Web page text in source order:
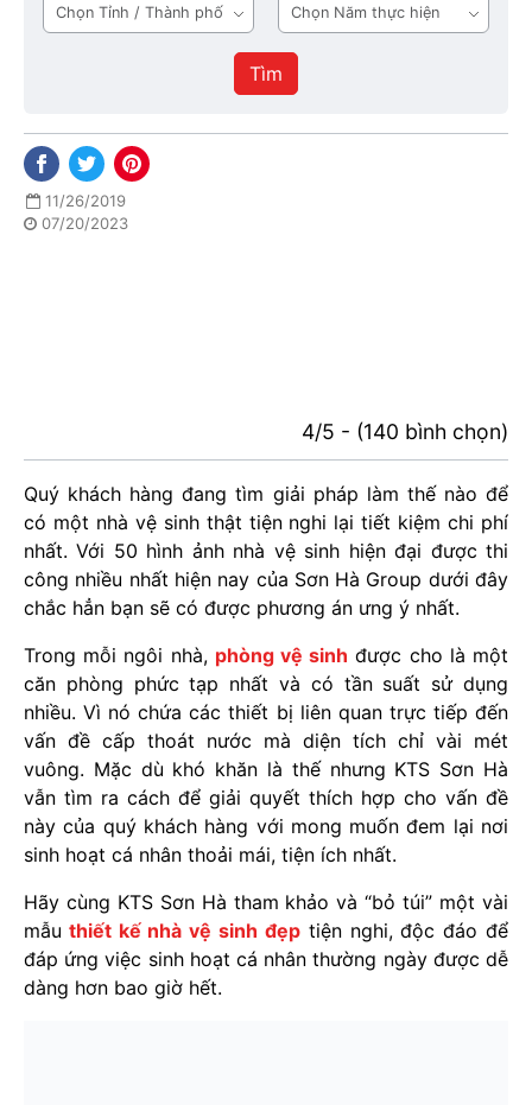
1
/
thực
hiện
Tìm
11/26/2019
07/20/2023
4/5 - (140 bình chọn)
Quý khách hàng đang tìm giải pháp làm thế nào để
có một nhà vệ sinh thật tiện nghi lại tiết kiệm chi phí
nhất. Với 50 hình ảnh nhà vệ sinh hiện đại được thi
công nhiều nhất hiện nay của Sơn Hà Group dưới đây
chắc hẳn bạn sẽ có được phương án ưng ý nhất.
Trong mỗi ngôi nhà, phòng vệ sinh được cho là một
căn phòng phức tạp nhất và có tần suất sử dụng
nhiều. Vì nó chứa các thiết bị liên quan trực tiếp đến
vấn đề cấp thoát nước mà diện tích chỉ vài mét
vuông. Mặc dù khó khăn là thế nhưng KTS Sơn Hà
vẫn tìm ra cách để giải quyết thích hợp cho vấn đề
này của quý khách hàng với mong muốn đem lại nơi
sinh hoạt cá nhân thoải mái, tiện ích nhất.
Hãy cùng KTS Sơn Hà tham khảo và “bỏ túi” một vài
mẫu thiết kế nhà vệ sinh đẹptiện nghi, độc đáo để
đáp ứng việc sinh hoạt cá nhân thường ngày được dễ
dàng hơn bao giờ hết.